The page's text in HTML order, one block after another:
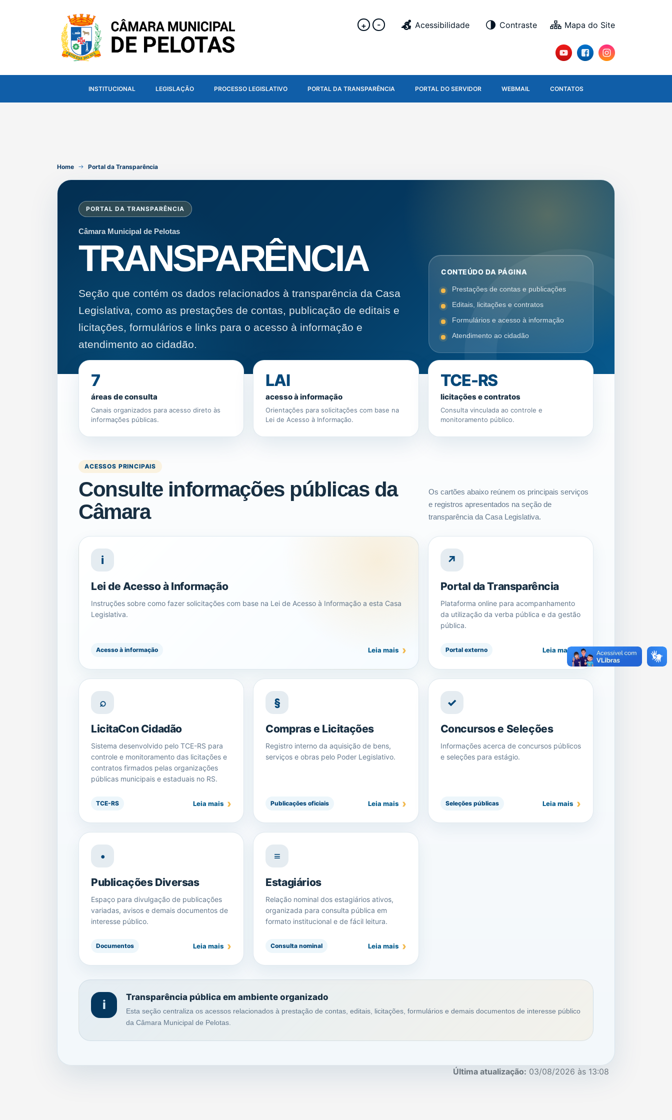
+ - Acessibilidade Contraste
INSTITUCIONAL LEGISLAÇÃO PROCESSO LEGISLATIVO PORTAL DA TRANSPARÊNCIA PORTAL DO SERVIDOR WEBMAIL CONTATOS
Home Portal da Transparência
PORTAL DA TRANSPARÊNCIA
Câmara Municipal de Pelotas
TRANSPARÊNCIA
Seção que contém os dados relacionados à transparência da Casa
Legislativa, como as prestações de contas, publicação de editais e
licitações, formulários e links para o acesso à informação e
atendimento ao cidadão.
CONTEÚDO DA PÁGINA
Prestações de contas e publicações
Editais, licitações e contratos
Formulários e acesso à informação
Atendimento ao cidadão
7
áreas de consulta
Canais organizados para acesso direto às
informações públicas.
LAI
acesso à informação
Orientações para solicitações com base na
Lei de Acesso à Informação.
TCE-RS
licitações e contratos
Consulta vinculada ao controle e
monitoramento público.
ACESSOS PRINCIPAIS
Consulte informações públicas da
Câmara
Os cartões abaixo reúnem os principais serviços
e registros apresentados na seção de
transparência da Casa Legislativa.
i
Lei de Acesso à Informação
Instruções sobre como fazer solicitações com base na Lei de Acesso à Informação a esta Casa
Legislativa.
Acesso à informação Leia mais
↗
Portal da Transparência
Plataforma online para acompanhamento
da utilização da verba pública e da gestão
pública.
Portal externo Leia mais
⌕
LicitaCon Cidadão
Sistema desenvolvido pelo TCE-RS para
controle e monitoramento das licitações e
contratos firmados pelas organizações
públicas municipais e estaduais no RS.
TCE-RS Leia mais
§
Compras e Licitações
Registro interno da aquisição de bens,
serviços e obras pelo Poder Legislativo.
Publicações oficiais Leia mais
✓
Concursos e Seleções
Informações acerca de concursos públicos
e seleções para estágio.
Seleções públicas Leia mais
•
Publicações Diversas
Espaço para divulgação de publicações
variadas, avisos e demais documentos de
interesse público.
Documentos Leia mais
≡
Estagiários
Relação nominal dos estagiários ativos,
organizada para consulta pública em
formato institucional e de fácil leitura.
Consulta nominal Leia mais
i
Transparência pública em ambiente organizado
Esta seção centraliza os acessos relacionados à prestação de contas, editais, licitações, formulários e demais documentos de interesse público
da Câmara Municipal de Pelotas.
Última atualização: 03/08/2026 às 13:08